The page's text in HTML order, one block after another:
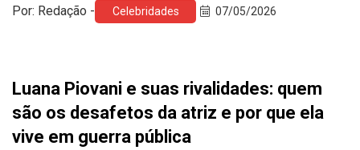
Por: Redação - Celebridades 07/05/2026
Luana Piovani e suas rivalidades: quem
são os desafetos da atriz e por que ela
vive em guerra pública